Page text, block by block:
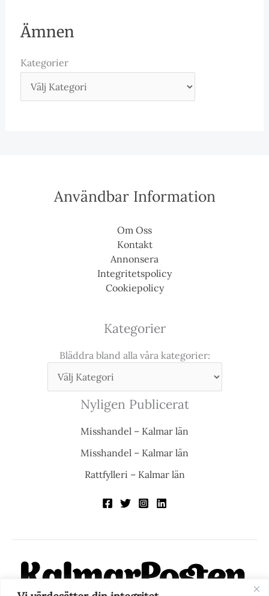
Ämnen
Kategorier
Användbar Information
Om Oss
Kontakt
Annonsera
Integritetspolicy
Cookiepolicy
Kategorier
Bläddra bland alla våra kategorier:
Nyligen Publicerat
Misshandel – Kalmar län
Misshandel – Kalmar län
Rattfylleri – Kalmar län